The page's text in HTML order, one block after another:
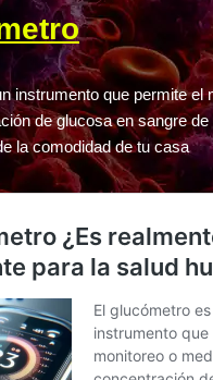
instrumento que permite el
de glucosa en sangre
la comodidad de tu casa